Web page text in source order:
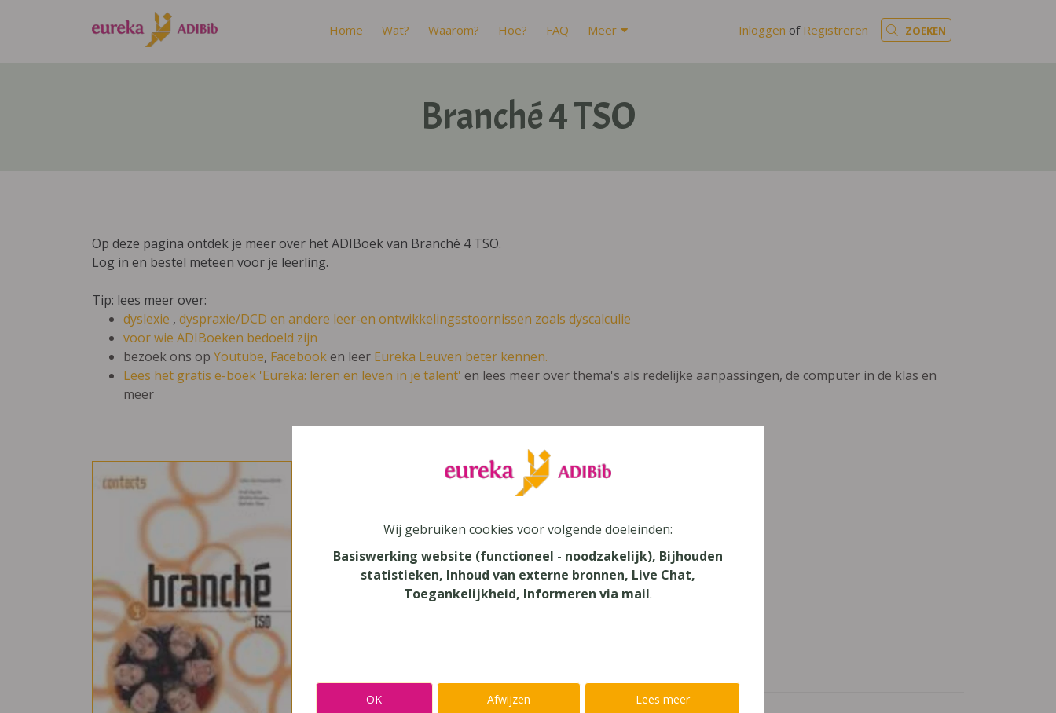
Home Wat? Waarom? Hoe? FAQ Meer Inloggen of Registreren ZOEKEN
Branché 4 TSO
Op deze pagina ontdek je meer over het ADIBoek van Branché 4 TSO.
Log in en bestel meteen voor je leerling.
Tip: lees meer over:
dyslexie , dyspraxie/DCD en andere leer-en ontwikkelingsstoornissen zoals dyscalculie
voor wie ADIBoeken bedoeld zijn
bezoek ons op Youtube, Facebooken leer Eureka Leuven beter kennen.
Lees het gratis e-boek 'Eureka: leren en leven in je talent' en lees meer over thema's als redelijke aanpassingen, de computer in de klas en
meer
Niveau
Secundair Onderwijs, Secundair Onderwijs - TSO
Wij gebruiken cookies voor volgende doeleinden:
Basiswerking website (functioneel - noodzakelijk), Bijhouden
statistieken, Inhoud van externe bronnen, Live Chat,
Toegankelijkheid, Informeren via mail.
OK Afwijzen Lees meer